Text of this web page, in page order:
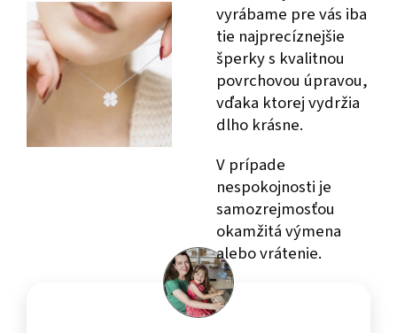
vyrábame pre vás iba
tie najprecíznejšie
šperky s kvalitnou
povrchovou úpravou,
vďaka ktorej vydržia
dlho krásne.
V prípade
nespokojnosti je
samozrejmosťou
okamžitá výmena
alebo vrátenie.